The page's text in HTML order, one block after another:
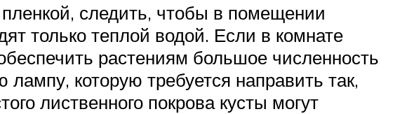
следить, чтобы в помещении
только теплой водой. Если в комнате
растениям большое численность
которую требуется направить так,
лиственного покрова кусты могут